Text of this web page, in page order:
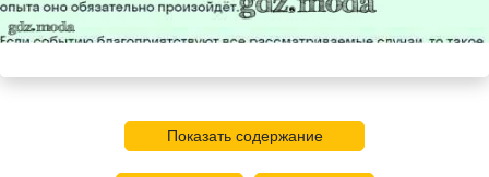
Показать содержание